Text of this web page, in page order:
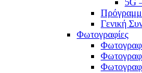
5G
Γενική
Φωτογραφίες